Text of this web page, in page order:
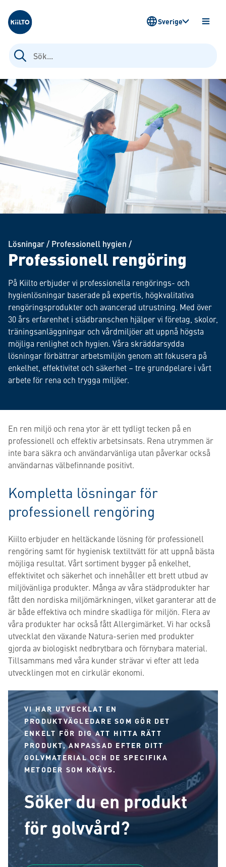
Kiilto Sweden
Sök
efter:
Sverige
Lösningar/ Professionell hygien /
Professionell rengöring
På Kiilto erbjuder vi professionella rengörings- och
hygienlösningar baserade på expertis, högkvalitativa
rengöringsprodukter och avancerad utrustning. Med över
30 års erfarenhet i städbranschen hjälper vi företag, skolor,
träningsanläggningar och vårdmiljöer att uppnå högsta
möjliga renlighet och hygien. Våra skräddarsydda
lösningar förbättrar arbetsmiljön genom att fokusera på
enkelhet, effektivitet och säkerhet – tre grundpelare i vårt
arbete för rena och trygga miljöer.
En ren miljö och rena ytor är ett tydligt tecken på en
professionell och effektiv arbetsinsats. Rena utrymmen är
inte bara säkra och användarvänliga utan påverkar också
användarnas välbefinnande positivt.
Kompletta lösningar för
professionell rengöring
Kiilto erbjuder en heltäckande lösning för professionell
rengöring samt för hygienisk textiltvätt för att uppnå bästa
möjliga resultat. Vårt sortiment bygger på enkelhet,
effektivitet och säkerhet och innehåller ett brett utbud av
miljövänliga produkter. Många av våra städprodukter har
fått den nordiska miljömärkningen, vilket garanterar att de
är både effektiva och mindre skadliga för miljön. Flera av
våra produkter har också fått Allergimärket. Vi har också
utvecklat den växande Natura-serien med produkter
gjorda av biologiskt nedbrytbara och förnybara material.
Tillsammans med våra kunder strävar vi efter att leda
utvecklingen mot en cirkulär ekonomi.
VI HAR UTVECKLAT EN
PRODUKTVÄGLEDARE SOM GÖR DET
ENKELT FÖR DIG ATT HITTA RÄTT
PRODUKT, ANPASSAD EFTER DITT
GOLVMATERIAL OCH DE SPECIFIKA
METODER SOM KRÄVS.
Söker du en produkt
för golvvård?